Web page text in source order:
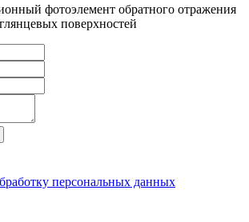
фотоэлемент обратного отражения
поверхностей
персональных данных